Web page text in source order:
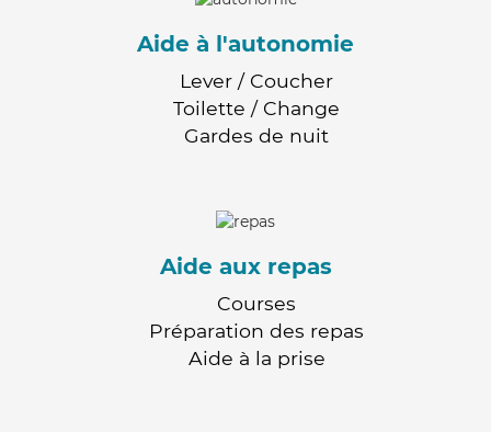
Aide à l'autonomie
Lever / Coucher
Toilette / Change
Gardes de nuit
Aide aux repas
Courses
Préparation des repas
Aide à la prise